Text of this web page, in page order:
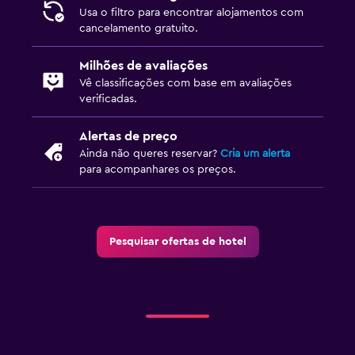
Usa o filtro para encontrar alojamentos com
cancelamento gratuito.
Milhões de avaliações
Vê classificações com base em avaliações
verificadas.
Alertas de preço
Ainda não queres reservar? Cria um alerta
para acompanhares os preços.
Pesquisar ofertas de hotel